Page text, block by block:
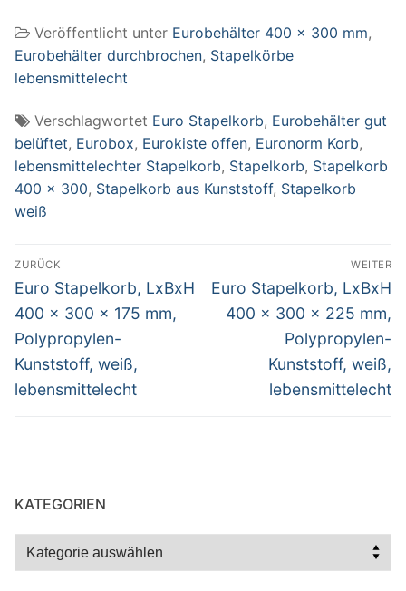
Kunststoff, weiß,
lebensmittelecht
Veröffentlicht unter Eurobehälter 400 x 300 mm,
Eurobehälter durchbrochen, Stapelkörbe
lebensmittelecht
Verschlagwortet Euro Stapelkorb, Eurobehälter gut
belüftet, Eurobox, Eurokiste offen, Euronorm Korb,
lebensmittelechter Stapelkorb, Stapelkorb, Stapelkorb
400 x 300, Stapelkorb aus Kunststoff, Stapelkorb
weiß
Beitragsnavigation
ZURÜCK
Vorheriger
Beitrag:
Euro Stapelkorb, LxBxH
400 x 300 x 175 mm,
Polypropylen-
Kunststoff, weiß,
lebensmittelecht
WEITER
Nächster
Beitrag:
Euro Stapelkorb, LxBxH
400 x 300 x 225 mm,
Polypropylen-
Kunststoff, weiß,
lebensmittelecht
KATEGORIEN
Kategorien